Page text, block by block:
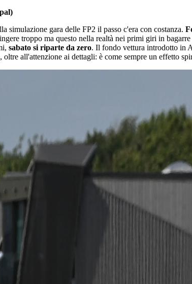
simulazione gara delle FP2 il passo c'era con costanza.
troppo ma questo nella realtà nei primi giri in
sabato si riparte da zero. Il fondo vettura introdotto in
oltre all'attenzione ai dettagli: è come sempre un effetto